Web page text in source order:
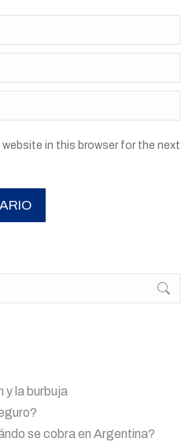
website in this browser for the next
y la burbuja
se cobra en Argentina?